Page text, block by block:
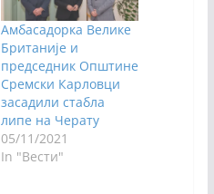
Амбасадорка Велике
Британије и
председник Општине
Сремски Карловци
засадили стабла
липе на Черату
05/11/2021
In "Вести"